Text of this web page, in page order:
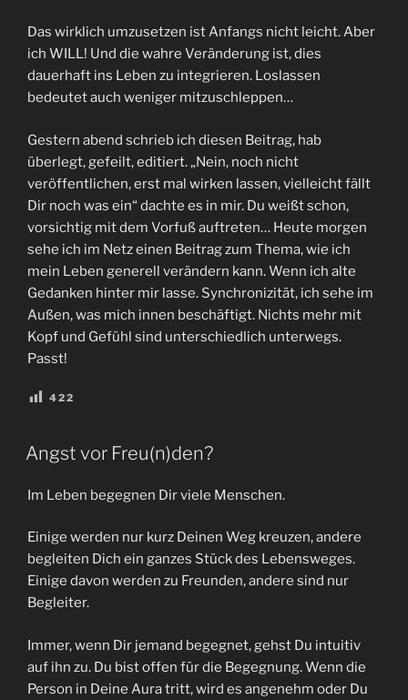
Das wirklich umzusetzen ist Anfangs nicht leicht. Aber
ich WILL! Und die wahre Veränderung ist, dies
dauerhaft ins Leben zu integrieren. Loslassen
bedeutet auch weniger mitzuschleppen…
Gestern abend schrieb ich diesen Beitrag, hab
überlegt, gefeilt, editiert. „Nein, noch nicht
veröffentlichen, erst mal wirken lassen, vielleicht fällt
Dir noch was ein“ dachte es in mir. Du weißt schon,
vorsichtig mit dem Vorfuß auftreten… Heute morgen
sehe ich im Netz einen Beitrag zum Thema, wie ich
mein Leben generell verändern kann. Wenn ich alte
Gedanken hinter mir lasse. Synchronizität, ich sehe im
Außen, was mich innen beschäftigt. Nichts mehr mit
Kopf und Gefühl sind unterschiedlich unterwegs.
Passt!
422
VERÖFFENTLICHT
AM
Angst vor Freu(n)den?
Im Leben begegnen Dir viele Menschen.
Einige werden nur kurz Deinen Weg kreuzen, andere
begleiten Dich ein ganzes Stück des Lebensweges.
Einige davon werden zu Freunden, andere sind nur
Begleiter.
Immer, wenn Dir jemand begegnet, gehst Du intuitiv
auf ihn zu. Du bist offen für die Begegnung. Wenn die
Person in Deine Aura tritt, wird es angenehm oder Du